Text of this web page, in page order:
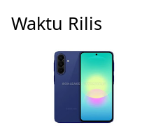
Waktu Rilis